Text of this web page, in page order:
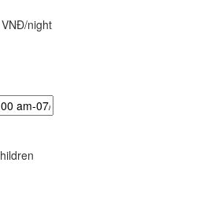
/night